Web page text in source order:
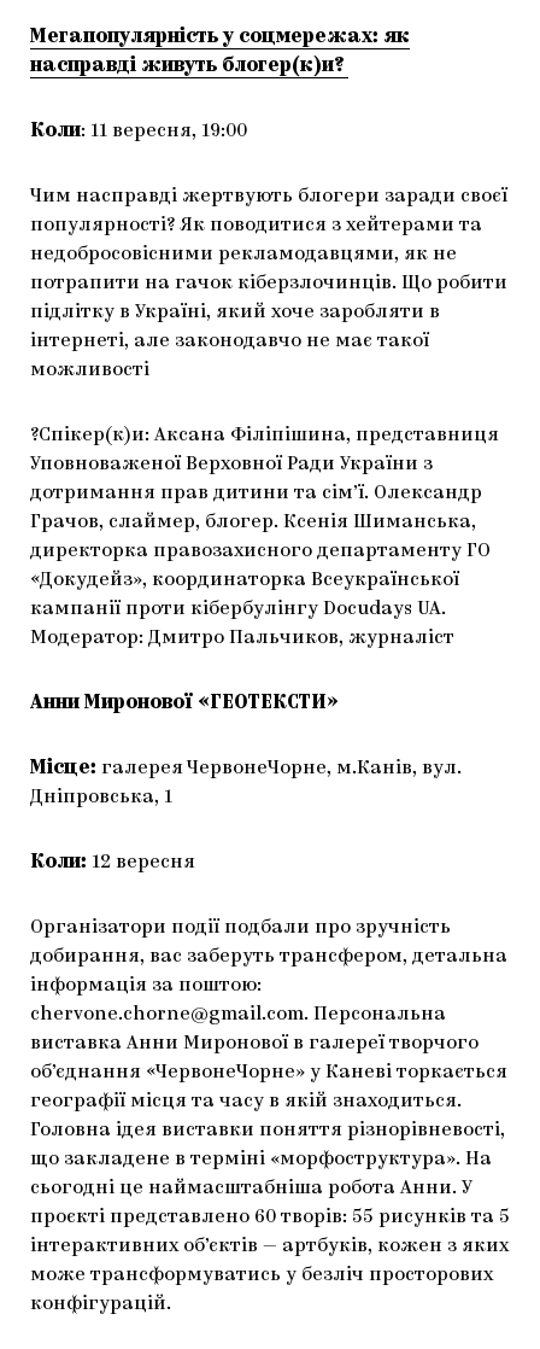
Мегапопулярність у соцмережах: як
насправді живуть блогер(к)и?
Коли: 11 вересня, 19:00
Чим насправді жертвують блогери заради своєї
популярності? Як поводитися з хейтерами та
недобросовісними рекламодавцями, як не
потрапити на гачок кіберзлочинців. Що робити
підлітку в Україні, який хоче заробляти в
інтернеті, але законодавчо не має такої
можливості
?Спікер(к)и: Аксана Філіпішина, представниця
Уповноваженої Верховної Ради України з
дотримання прав дитини та сім’ї. Олександр
Грачов, слаймер, блогер. Ксенія Шиманська,
директорка правозахисного департаменту ГО
«Докудейз», координаторка Всеукраїнської
кампанії проти кібербулінгу Docudays UA.
Модератор: Дмитро Пальчиков, журналіст
Анни Миронової «ГЕОТЕКСТИ»
Місце: галерея ЧервонеЧорне, м.Канів, вул.
Дніпровська, 1
Коли: 12 вересня
Організатори події подбали про зручність
добирання, вас заберуть трансфером, детальна
інформація за поштою:
chervone.chorne@gmail.com. Персональна
виставка Анни Миронової в галереї творчого
об’єднання «ЧервонеЧорне» у Каневі торкається
географії місця та часу в якій знаходиться.
Головна ідея виставки поняття різнорівневості,
що закладене в терміні «морфоструктура». На
сьогодні це наймасштабніша робота Анни. У
проєкті представлено 60 творів: 55 рисунків та 5
інтерактивних об’єктів — артбуків, кожен з яких
може трансформуватись у безліч просторових
конфігурацій.